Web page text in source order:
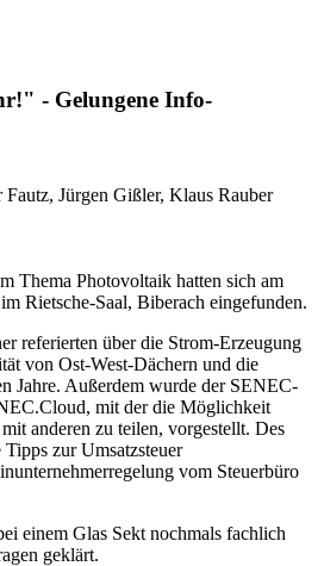
- Gelungene Info-
Fautz, Jürgen Gißler, Klaus Rauber
Thema Photovoltaik hatten sich am
Rietsche-Saal, Biberach eingefunden.
referierten über die Strom-Erzeugung
von Ost-West-Dächern und die
Jahre. Außerdem wurde der SENEC-
mit der die Möglichkeit
anderen zu teilen, vorgestellt. Des
zur Umsatzsteuer
vom Steuerbüro
einem Glas Sekt nochmals fachlich
geklärt.